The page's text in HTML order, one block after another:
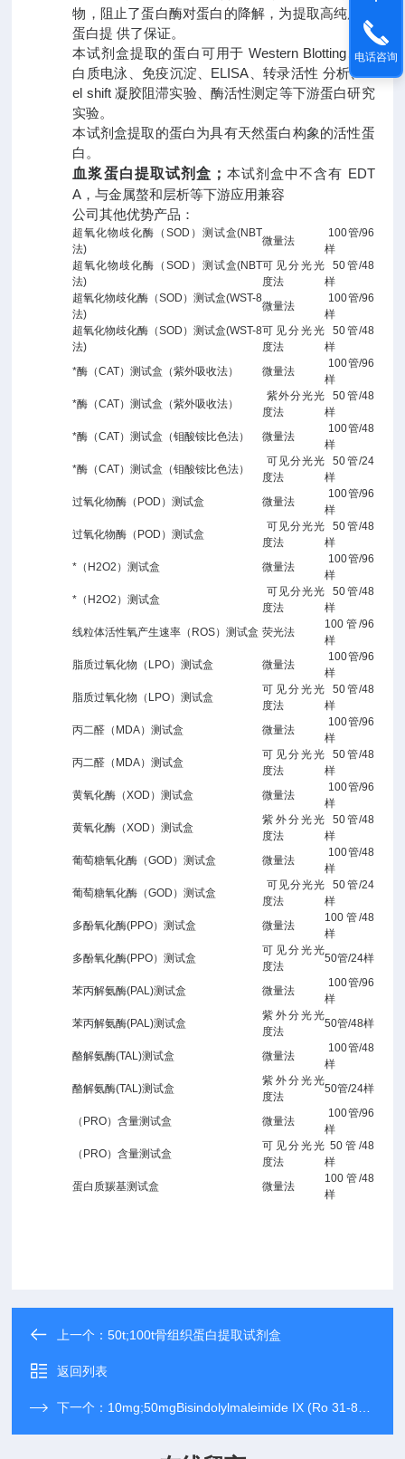
物，阻止了蛋白酶对蛋白的降解，为提取高纯度的
蛋白提 供了保证。
本试剂盒提取的蛋白可用于 Western Blotting、蛋
白质电泳、免疫沉淀、ELISA、转录活性 分析、G
el shift 凝胶阻滞实验、酶活性测定等下游蛋白研究
实验。
本试剂盒提取的蛋白为具有天然蛋白构象的活性蛋
白。
血浆蛋白提取试剂盒； 本试剂盒中不含有 EDT
A，与金属螯和层析等下游应用兼容
公司其他优势产品：
超氧化物歧化酶（ SOD ）测试盒(NBT
法)
微量法
100管/96
样
超氧化物歧化酶（ SOD ）测试盒(NBT
法)
可见分光光
度法
50管/48
样
超氧化物歧化酶（SOD ）测试盒(WST-8
法)
微量法
100管/96
样
超氧化物歧化酶（SOD ）测试盒(WST-8
法)
可见分光光
度法
50管/48
样
*酶（CAT）测试盒（紫外吸收法） 微量法
100管/96
样
*酶（CAT）测试盒（紫外吸收法）
紫外分光光
度法
50管/48
样
*酶（CAT）测试盒（钼酸铵比色法）
微量法
100管/48
样
*酶（CAT）测试盒（钼酸铵比色法）
可见分光光
度法
50管/24
样
过氧化物酶（ POD ）测试盒 微量法
100管/96
样
过氧化物酶（ POD ）测试盒
可见分光光
度法
50管/48
样
*（ H2O2 ）测试盒 微量法
100管/96
样
*（ H2O2 ）测试盒
可见分光光
度法
50管/48
样
线粒体活性氧产生速率（ROS）测试盒 荧光法
100 管/96
样
脂质过氧化物（ LPO）测试盒 微量法
100管/96
样
脂质过氧化物（ LPO）测试盒
可见分光光
度法
50管/48
样
丙二醛（ MDA）测试盒 微量法
100管/96
样
丙二醛（ MDA）测试盒
可见分光光
度法
50管/48
样
黄氧化酶（XOD ）测试盒 微量法
100管/96
样
黄氧化酶（XOD ）测试盒
紫外分光光
度法
50管/48
样
葡萄糖氧化酶（GOD ）测试盒 微量法
100管/48
样
葡萄糖氧化酶（GOD ）测试盒
可见分光光
度法
50管/24
样
多酚氧化酶(PPO）测试盒 微量法
100 管/48
样
多酚氧化酶(PPO）测试盒
可见分光光
度法
50管/24样
苯丙解氨酶(PAL)测试盒 微量法
100管/96
样
苯丙解氨酶(PAL)测试盒
紫外分光光
度法
50管/48样
酪解氨酶(TAL)测试盒 微量法
100管/48
样
酪解氨酶(TAL)测试盒
紫外分光光
度法
50管/24样
（ PRO）含量测试盒 微量法
100管/96
样
（ PRO）含量测试盒
可见分光光
度法
50 管/48
样
蛋白质羰基测试盒
微量法
100 管/48
样
上一个：50t;100t骨组织蛋白提取试剂盒
返回列表
下一个： 10mg;50mgBisindolylmaleimide IX (Ro 31-8220) Mesylate
电话咨询